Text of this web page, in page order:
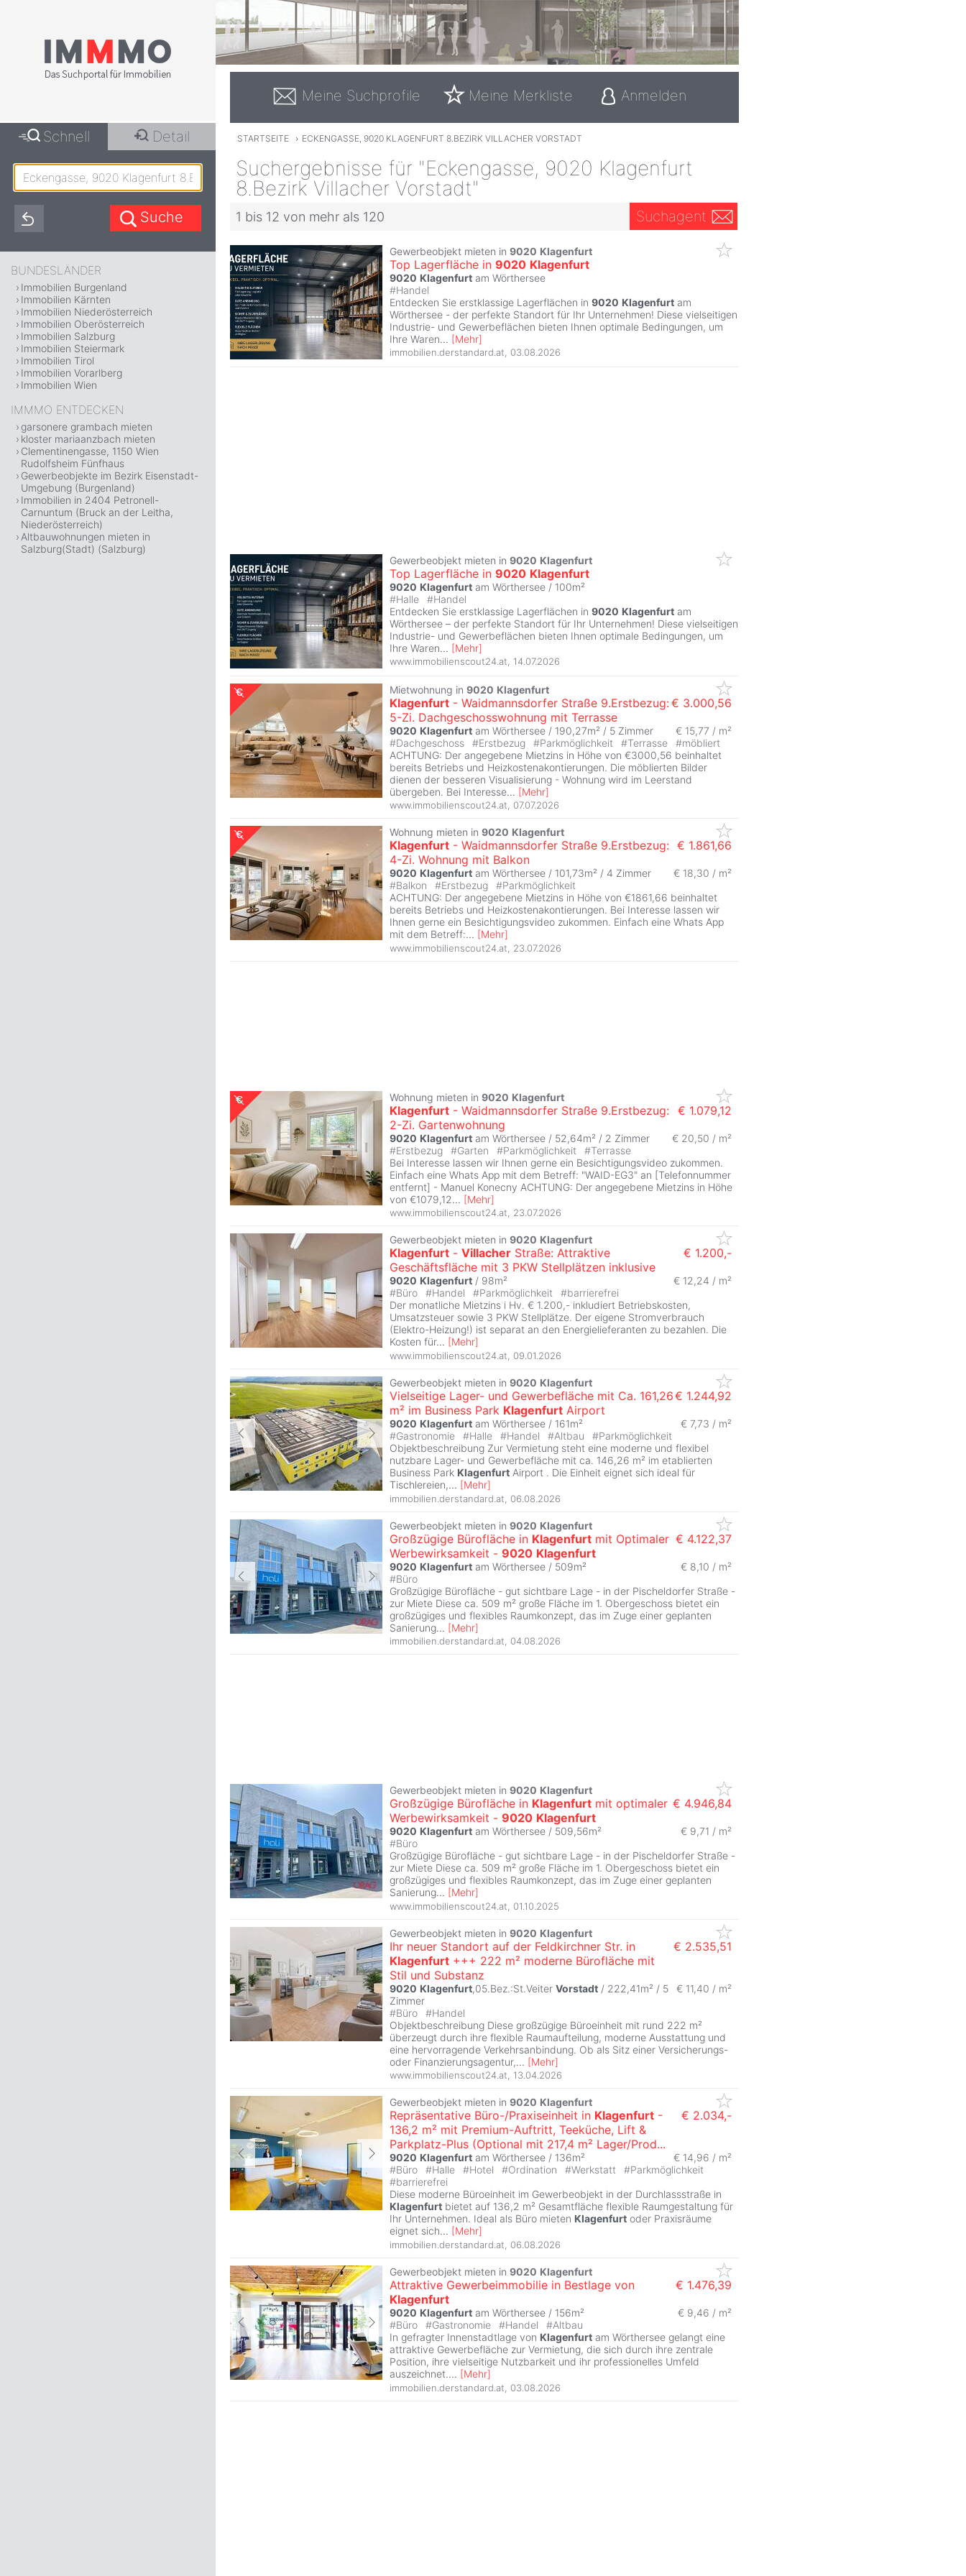
Meine Suchprofile Meine Merkliste Anmelden
STARTSEITE › ECKENGASSE, 9020 KLAGENFURT 8.BEZIRK VILLACHER VORSTADT
Suchergebnisse für "Eckengasse, 9020 Klagenfurt
8.Bezirk Villacher Vorstadt"
1 bis 12 von mehr als 120 Suchagent
Gewerbeobjekt mieten in 9020 Klagenfurt
Top Lagerfläche in 9020 Klagenfurt
9020 Klagenfurt am Wörthersee
#Handel
Entdecken Sie erstklassige Lagerflächen in 9020 Klagenfurt am
Wörthersee - der perfekte Standort für Ihr Unternehmen! Diese vielseitigen
Industrie- und Gewerbeflächen bieten Ihnen optimale Bedingungen, um
Ihre Waren... [Mehr]
immobilien.derstandard.at 03.08.2026
Gewerbeobjekt mieten in 9020 Klagenfurt
Top Lagerfläche in 9020 Klagenfurt
9020 Klagenfurt am Wörthersee / 100m²
#Halle #Handel
Entdecken Sie erstklassige Lagerflächen in 9020 Klagenfurt am
Wörthersee – der perfekte Standort für Ihr Unternehmen! Diese vielseitigen
Industrie- und Gewerbeflächen bieten Ihnen optimale Bedingungen, um
Ihre Waren... [Mehr]
www.immobilienscout24.at 14.07.2026
Mietwohnung in 9020 Klagenfurt
Klagenfurt - Waidmannsdorfer Straße 9.Erstbezug:
5-Zi. Dachgeschosswohnung mit Terrasse
€ 3.000,56
9020 Klagenfurt am Wörthersee / 190,27m² / 5 Zimmer
€ 15,77 / m²
#Dachgeschoss #Erstbezug #Parkmöglichkeit #Terrasse #möbliert
ACHTUNG: Der angegebene Mietzins in Höhe von €3000,56 beinhaltet
bereits Betriebs und Heizkostenakontierungen. Die möblierten Bilder
dienen der besseren Visualisierung - Wohnung wird im Leerstand
übergeben. Bei Interesse... [Mehr]
www.immobilienscout24.at 07.07.2026
Wohnung mieten in 9020 Klagenfurt
Klagenfurt - Waidmannsdorfer Straße 9.Erstbezug:
4-Zi. Wohnung mit Balkon
€ 1.861,66
9020 Klagenfurt am Wörthersee / 101,73m² / 4 Zimmer
€ 18,30 / m²
#Balkon #Erstbezug #Parkmöglichkeit
ACHTUNG: Der angegebene Mietzins in Höhe von €1861,66 beinhaltet
bereits Betriebs und Heizkostenakontierungen. Bei Interesse lassen wir
Ihnen gerne ein Besichtigungsvideo zukommen. Einfach eine Whats App
mit dem Betreff:... [Mehr]
www.immobilienscout24.at 23.07.2026
Wohnung mieten in 9020 Klagenfurt
Klagenfurt - Waidmannsdorfer Straße 9.Erstbezug:
2-Zi. Gartenwohnung
€ 1.079,12
9020 Klagenfurt am Wörthersee / 52,64m² / 2 Zimmer
€ 20,50 / m²
#Erstbezug #Garten #Parkmöglichkeit #Terrasse
Bei Interesse lassen wir Ihnen gerne ein Besichtigungsvideo zukommen.
Einfach eine Whats App mit dem Betreff: "WAID-EG3" an [Telefonnummer
entfernt] - Manuel Konecny ACHTUNG: Der angegebene Mietzins in Höhe
von €1079,12... [Mehr]
www.immobilienscout24.at, 23.07.2026
Gewerbeobjekt mieten in 9020 Klagenfurt
Klagenfurt - Villacher Straße: Attraktive
Geschäftsfläche mit 3 PKW Stellplätzen inklusive
€ 1.200,-
9020 Klagenfurt / 98m²
€ 12,24 / m²
#Büro #Handel #Parkmöglichkeit #barrierefrei
Der monatliche Mietzins i Hv. € 1.200,- inkludiert Betriebskosten,
Umsatzsteuer sowie 3 PKW Stellplätze. Der eigene Stromverbrauch
(Elektro-Heizung!) ist separat an den Energielieferanten zu bezahlen. Die
Kosten für... [Mehr]
www.immobilienscout24.at 09.01.2026
Gewerbeobjekt mieten in 9020 Klagenfurt
Vielseitige Lager- und Gewerbefläche mit Ca. 161,26
m² im Business Park Klagenfurt Airport
€ 1.244,92
9020 Klagenfurt am Wörthersee / 161m² € 7,73 / m²
#Gastronomie #Halle #Handel #Altbau #Parkmöglichkeit
Objektbeschreibung Zur Vermietung steht eine moderne und flexibel
nutzbare Lager- und Gewerbefläche mit ca. 146,26 m² im etablierten
Business Park Klagenfurt Airport . Die Einheit eignet sich ideal für
Tischlereien,... [Mehr]
immobilien.derstandard.at 06.08.2026
Gewerbeobjekt mieten in 9020 Klagenfurt
Großzügige Bürofläche in Klagenfurt mit Optimaler
Werbewirksamkeit - 9020 Klagenfurt
€ 4.122,37
9020 Klagenfurt am Wörthersee / 509m² € 8,10 / m²
#Büro
Großzügige Bürofläche - gut sichtbare Lage - in der Pischeldorfer Straße -
zur Miete Diese ca. 509 m² große Fläche im 1. Obergeschoss bietet ein
großzügiges und flexibles Raumkonzept, das im Zuge einer geplanten
Sanierung... [Mehr]
immobilien.derstandard.at 04.08.2026
Gewerbeobjekt mieten in 9020 Klagenfurt
Großzügige Bürofläche in Klagenfurt mit optimaler
Werbewirksamkeit - 9020 Klagenfurt
€ 4.946,84
9020 Klagenfurt am Wörthersee / 509,56m²
€ 9,71 / m²
#Büro
Großzügige Bürofläche - gut sichtbare Lage - in der Pischeldorfer Straße -
zur Miete Diese ca. 509 m² große Fläche im 1. Obergeschoss bietet ein
großzügiges und flexibles Raumkonzept, das im Zuge einer geplanten
Sanierung... [Mehr]
www.immobilienscout24.at 01.10.2025
Gewerbeobjekt mieten in 9020 Klagenfurt
Ihr neuer Standort auf der Feldkirchner Str. in
Klagenfurt +++ 222 m² moderne Bürofläche mit
Stil und Substanz
€ 2.535,51
9020 Klagenfurt,05.Bez.:St.Veiter Vorstadt / 222,41m² / 5
Zimmer
€ 11,40 / m²
#Büro #Handel
Objektbeschreibung Diese großzügige Büroeinheit mit rund 222 m²
überzeugt durch ihre flexible Raumaufteilung, moderne Ausstattung und
eine hervorragende Verkehrsanbindung. Ob als Sitz einer Versicherungs-
oder Finanzierungsagentur,... [Mehr]
www.immobilienscout24.at, 13.04.2026
Gewerbeobjekt mieten in 9020 Klagenfurt
Repräsentative Büro-/Praxiseinheit in Klagenfurt -
136,2 m² mit Premium-Auftritt, Teeküche, Lift &
Parkplatz-Plus (Optional mit 217,4 m² Lager/Prod...
€ 2.034,-
9020 Klagenfurt am Wörthersee / 136m² € 14,96 / m²
#Büro #Halle #Hotel #Ordination #Werkstatt #Parkmöglichkeit
#barrierefrei
Diese moderne Büroeinheit im Gewerbeobjekt in der Durchlassstraße in
Klagenfurt bietet auf 136,2 m² Gesamtfläche flexible Raumgestaltung für
Ihr Unternehmen. Ideal als Büro mieten Klagenfurt oder Praxisräume
eignet sich... [Mehr]
immobilien.derstandard.at 06.08.2026
Gewerbeobjekt mieten in 9020 Klagenfurt
Attraktive Gewerbeimmobilie in Bestlage von
Klagenfurt
€ 1.476,39
9020 Klagenfurt am Wörthersee / 156m² € 9,46 / m²
#Büro #Gastronomie #Handel #Altbau
In gefragter Innenstadtlage von Klagenfurt am Wörthersee gelangt eine
attraktive Gewerbefläche zur Vermietung, die sich durch ihre zentrale
Position, ihre vielseitige Nutzbarkeit und ihr professionelles Umfeld
auszeichnet.... [Mehr]
immobilien.derstandard.at 03.08.2026
Schnell Detail
BUNDESLÄNDER
Immobilien Burgenland
Immobilien Kärnten
Immobilien Niederösterreich
Immobilien Oberösterreich
Immobilien Salzburg
Immobilien Steiermark
Immobilien Tirol
Immobilien Vorarlberg
Immobilien Wien
IMMMO ENTDECKEN
garsonere grambach mieten
kloster mariaanzbach mieten
Clementinengasse, 1150 Wien
Rudolfsheim Fünfhaus
Gewerbeobjekte im Bezirk Eisenstadt-
Umgebung (Burgenland)
Immobilien in 2404 Petronell-
Carnuntum (Bruck an der Leitha,
Niederösterreich)
Altbauwohnungen mieten in
Salzburg(Stadt) (Salzburg)